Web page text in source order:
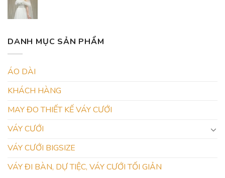
DANH MỤC SẢN PHẨM
ÁO DÀI
KHÁCH HÀNG
MAY ĐO THIẾT KẾ VÁY CƯỚI
VÁY CƯỚI
VÁY CƯỚI BIGSIZE
VÁY ĐI BÀN, DỰ TIỆC, VÁY CƯỚI TỐI GIẢN